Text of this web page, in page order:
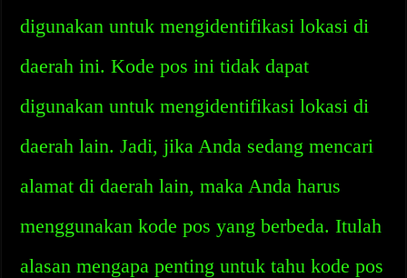
digunakan untuk mengidentifikasi lokasi di
daerah ini. Kode pos ini tidak dapat
digunakan untuk mengidentifikasi lokasi di
daerah lain. Jadi, jika Anda sedang mencari
alamat di daerah lain, maka Anda harus
menggunakan kode pos yang berbeda. Itulah
alasan mengapa penting untuk tahu kode pos